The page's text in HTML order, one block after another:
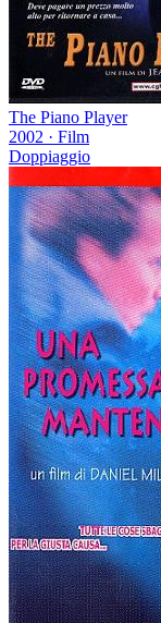
The Piano Player
2002 · Film
Doppiaggio